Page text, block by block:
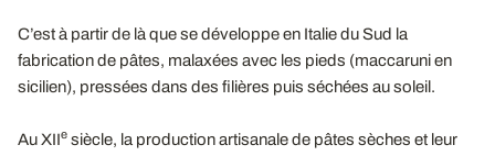
C’est à partir de là que se développe en Italie du Sud la
fabrication de pâtes, malaxées avec les pieds (maccaruni en
sicilien), pressées dans des filières puis séchées au soleil.
Au XIIe siècle, la production artisanale de pâtes sèches et leur